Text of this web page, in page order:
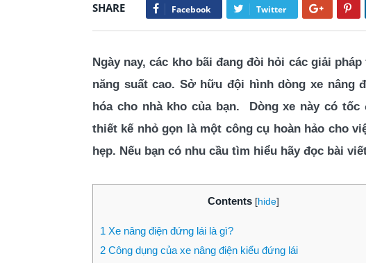
SHARE Facebook Twitter Google+
Ngày nay, các kho bãi đang đòi hỏi các giải
năng suất cao. Sở hữu đội hình dòng xe nâng
hóa cho nhà kho của bạn. Dòng xe này có
thiết kế nhỏ gọn là một công cụ hoàn hảo cho
hẹp. Nếu bạn có nhu cầu tìm hiểu hãy đọc bài
Contents [hide]
1 Xe nâng điện đứng lái là gì?
2 Công dụng của xe nâng điện kiểu đứng lái